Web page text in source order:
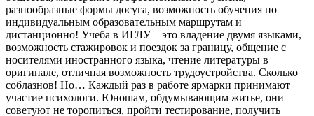
разнообразные формы досуга, возможность обучения по
индивидуальным образовательным маршрутам и
дистанционно! Учеба в ИГЛУ – это владение двумя языками,
возможность стажировок и поездок за границу, общение с
носителями иностранного языка, чтение литературы в
оригинале, отличная возможность трудоустройства. Сколько
соблазнов! Но… Каждый раз в работе ярмарки принимают
участие психологи. Юношам, обдумывающим житье, они
советуют не торопиться, пройти тестирование, получить